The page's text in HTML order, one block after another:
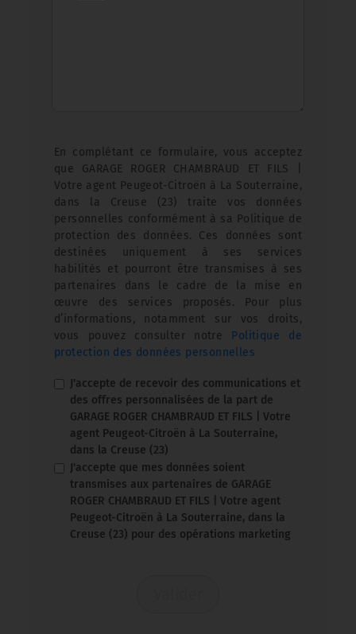
En complétant ce formulaire, vous acceptez
que GARAGE ROGER CHAMBRAUD ET FILS |
Votre agent Peugeot-Citroën à La Souterraine,
dans la Creuse (23) traite vos données
personnelles conformément à sa Politique de
protection des données. Ces données sont
destinées uniquement à ses services
habilités et pourront être transmises à ses
partenaires dans le cadre de la mise en
œuvre des services proposés. Pour plus
d’informations, notamment sur vos droits,
vous pouvez consulter notre Politique de
protection des données personnelles
J'accepte de recevoir des communications et
des offres personnalisées de la part de
GARAGE ROGER CHAMBRAUD ET FILS | Votre
agent Peugeot-Citroën à La Souterraine,
dans la Creuse (23)
J'accepte que mes données soient
transmises aux partenaires de GARAGE
ROGER CHAMBRAUD ET FILS | Votre agent
Peugeot-Citroën à La Souterraine, dans la
Creuse (23) pour des opérations marketing